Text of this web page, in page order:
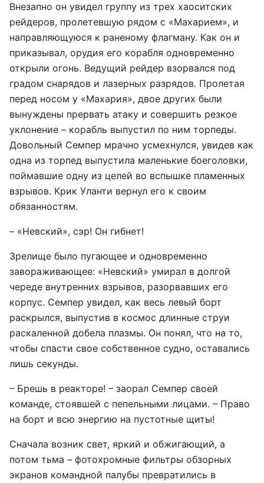
Внезапно он увидел группу из трех хаоситских
рейдеров, пролетевшую рядом с «Махарием», и
направляющуюся к раненому флагману. Как он и
приказывал, орудия его корабля одновременно
открыли огонь. Ведущий рейдер взорвался под
градом снарядов и лазерных разрядов. Пролетая
перед носом у «Махария», двое других были
вынуждены прервать атаку и совершить резкое
уклонение – корабль выпустил по ним торпеды.
Довольный Семпер мрачно усмехнулся, увидев как
одна из торпед выпустила маленькие боеголовки,
поймавшие одну из целей во вспышке пламенных
взрывов. Крик Уланти вернул его к своим
обязанностям.
– «Невский», сэр! Он гибнет!
Зрелище было пугающее и одновременно
завораживающее: «Невский» умирал в долгой
череде внутренних взрывов, разорвавших его
корпус. Семпер увидел, как весь левый борт
раскрылся, выпустив в космос длинные струи
раскаленной добела плазмы. Он понял, что на то,
чтобы спасти свое собственное судно, оставались
лишь секунды.
– Брешь в реакторе! – заорал Семпер своей
команде, стоявшей с пепельными лицами. – Право
на борт и всю энергию на пустотные щиты!
Сначала возник свет, яркий и обжигающий, а
потом тьма – фотохромные фильтры обзорных
экранов командной палубы превратились в